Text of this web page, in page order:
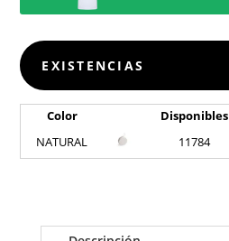
EXISTENCIAS
Color Disponibles
NATURAL
11784